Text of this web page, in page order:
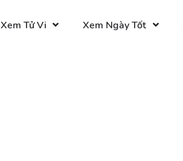
Xem Tử Vi Xem Ngày Tốt